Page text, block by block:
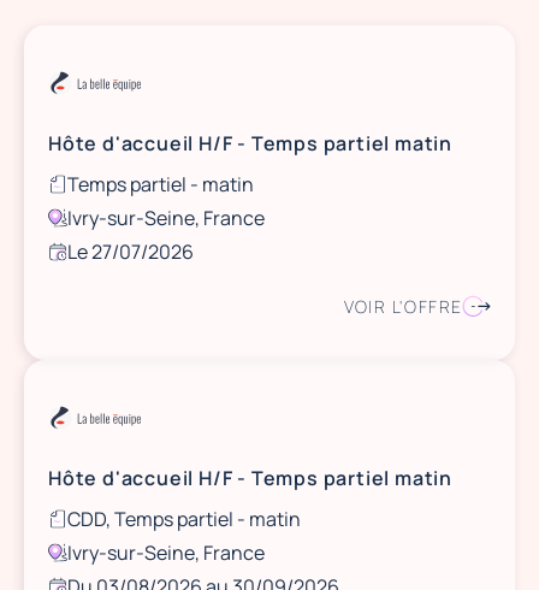
Hôte d'accueil H/F - Temps partiel matin
Temps partiel - matin
Ivry-sur-Seine, France
Le 27/07/2026
VOIR L'OFFRE
Hôte d'accueil H/F - Temps partiel matin
CDD, Temps partiel - matin
Ivry-sur-Seine, France